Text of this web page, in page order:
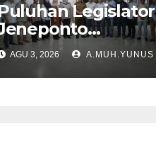
Legislator
di Disdik
AGU 3, 2026 A.MUH.YUNUS